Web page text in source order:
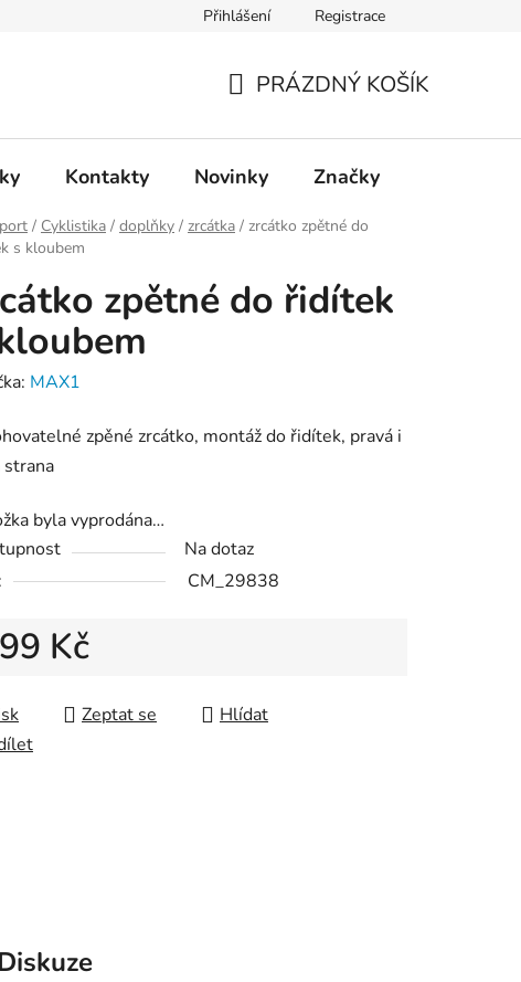
Přihlášení Registrace
KOŠÍK
PRÁZDNÝ KOŠÍK
Kontakty Novinky Značky
/ Cyklistika / doplňky / zrcátka / zrcátko zpětné do
s kloubem
zpětné do řidítek
MAX1
zpěné zrcátko, montáž do řidítek, pravá i
strana
byla vyprodána…
Na dotaz
CM_29838
Kč
Zeptat se
Hlídat